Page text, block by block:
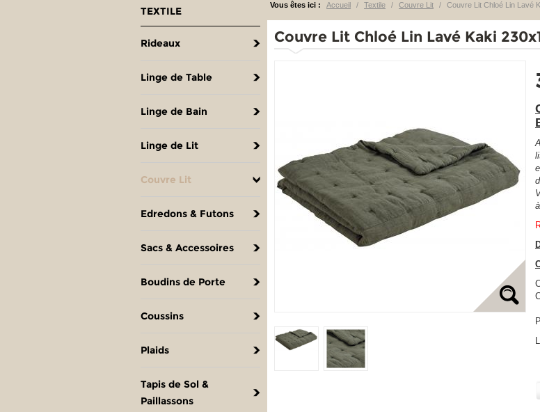
TEXTILE
Rideaux
Linge de Table
Linge de Bain
Linge de Lit
Couvre Lit
Edredons & Futons
Sacs & Accessoires
Boudins de Porte
Coussins
Plaids
Tapis de Sol &
Paillassons
Vous êtes ici : Accueil / Textile / Couvre Lit / Couvre Lit Chloé Lin Lavé
Couvre Lit Chloé Lin Lavé Kaki